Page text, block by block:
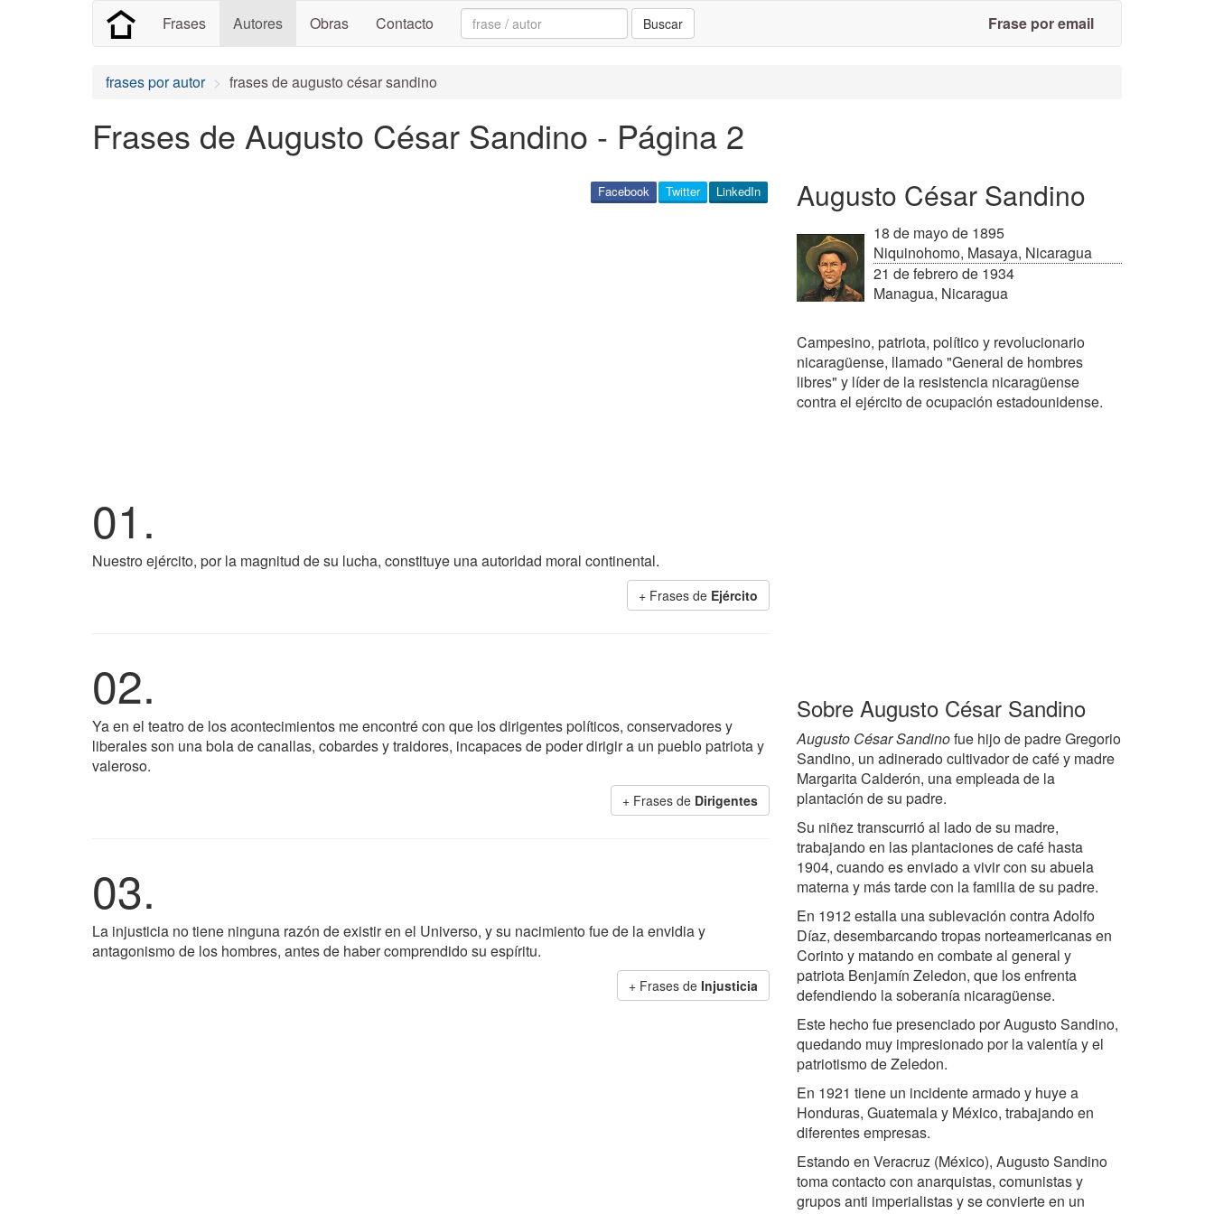
Frases Autores Obras Contacto Search: Buscar Frase por email
frases por autor frases de augusto césar sandino
Frases de Augusto César Sandino - Página 2
LinkedIn
Twitter
Facebook
01.
Nuestro ejército, por la magnitud de su lucha, constituye una autoridad moral continental.
+ Frases de Ejército
02.
Ya en el teatro de los acontecimientos me encontré con que los dirigentes políticos, conservadores y
liberales son una bola de canallas, cobardes y traidores, incapaces de poder dirigir a un pueblo patriota y
valeroso.
+ Frases de Dirigentes
03.
La injusticia no tiene ninguna razón de existir en el Universo, y su nacimiento fue de la envidia y
antagonismo de los hombres, antes de haber comprendido su espíritu.
+ Frases de Injusticia
Augusto César Sandino
18 de mayo de 1895
Niquinohomo, Masaya, Nicaragua
21 de febrero de 1934
Managua, Nicaragua
Campesino, patriota, político y revolucionario
nicaragüense, llamado "General de hombres
libres" y líder de la resistencia nicaragüense
contra el ejército de ocupación estadounidense.
Sobre Augusto César Sandino
Augusto César Sandinofue hijo de padre Gregorio
Sandino, un adinerado cultivador de café y madre
Margarita Calderón, una empleada de la
plantación de su padre.
Su niñez transcurrió al lado de su madre,
trabajando en las plantaciones de café hasta
1904, cuando es enviado a vivir con su abuela
materna y más tarde con la familia de su padre.
En 1912 estalla una sublevación contra Adolfo
Díaz, desembarcando tropas norteamericanas en
Corinto y matando en combate al general y
patriota Benjamín Zeledon, que los enfrenta
defendiendo la soberanía nicaragüense.
Este hecho fue presenciado por Augusto Sandino,
quedando muy impresionado por la valentía y el
patriotismo de Zeledon.
En 1921 tiene un incidente armado y huye a
Honduras, Guatemala y México, trabajando en
diferentes empresas.
Estando en Veracruz (México), Augusto Sandino
toma contacto con anarquistas, comunistas y
grupos anti imperialistas y se convierte en un